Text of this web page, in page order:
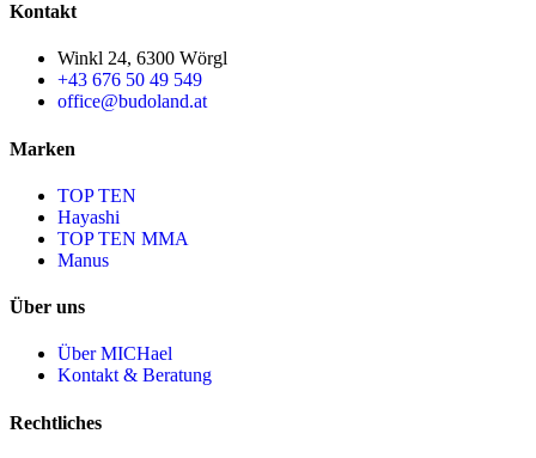
Kontakt
Winkl 24, 6300 Wörgl
+43 676 50 49 549
office@budoland.at
Marken
TOP TEN
Hayashi
TOP TEN MMA
Manus
Über uns
Über MICHael
Kontakt & Beratung
Rechtliches